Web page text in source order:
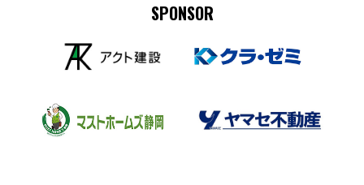
SPONSOR